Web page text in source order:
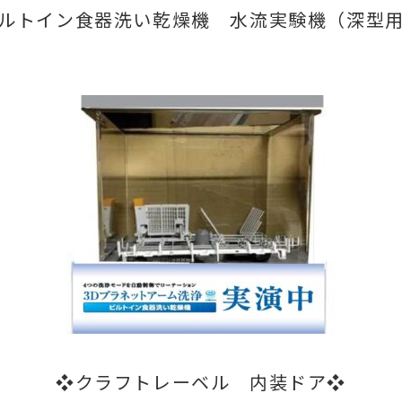
トイン食器洗い乾燥機 水流実験機（深型
❖クラフトレーベル 内装ドア❖